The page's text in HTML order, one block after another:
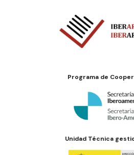
Programa de
Unidad Técnica